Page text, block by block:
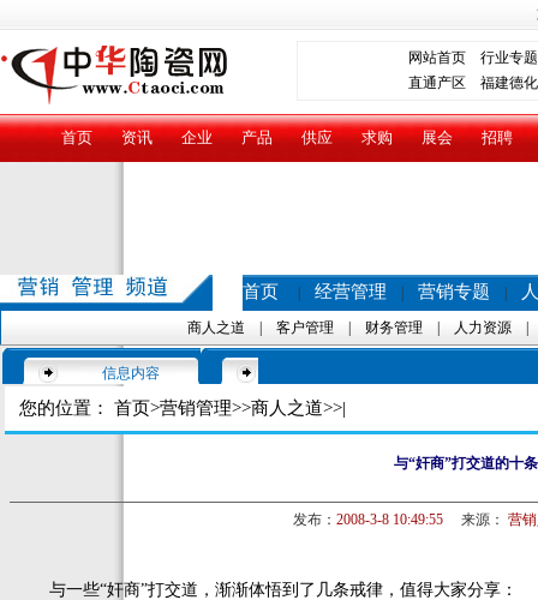
网站首页
行业专题
直通产区 福建德化
首页 资讯 企业 产品 供应 求购 展会 招聘
首页 经营管理 营销专题
商人之道 客户管理 财务管理 人力资源
信息内容
您的位置： 首页>营销管理>>商人之道>>|
与“奸商”打交道的十
发布： 2008-3-8 10:49:55来源： 营
与一些“奸商”打交道，渐渐体悟到了几条戒律，值得大家分享：